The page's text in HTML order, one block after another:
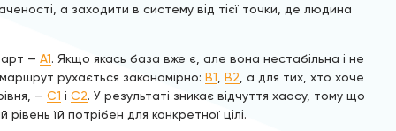
а заходити в систему від тієї точки, де людина
— A1. Якщо якась база вже є, але вона нестабільна і не
рухається закономірно: B1 B2 , а для тих, хто хоче
— C1 і C2. У результаті зникає відчуття хаосу, тому що
їй потрібен для конкретної цілі.